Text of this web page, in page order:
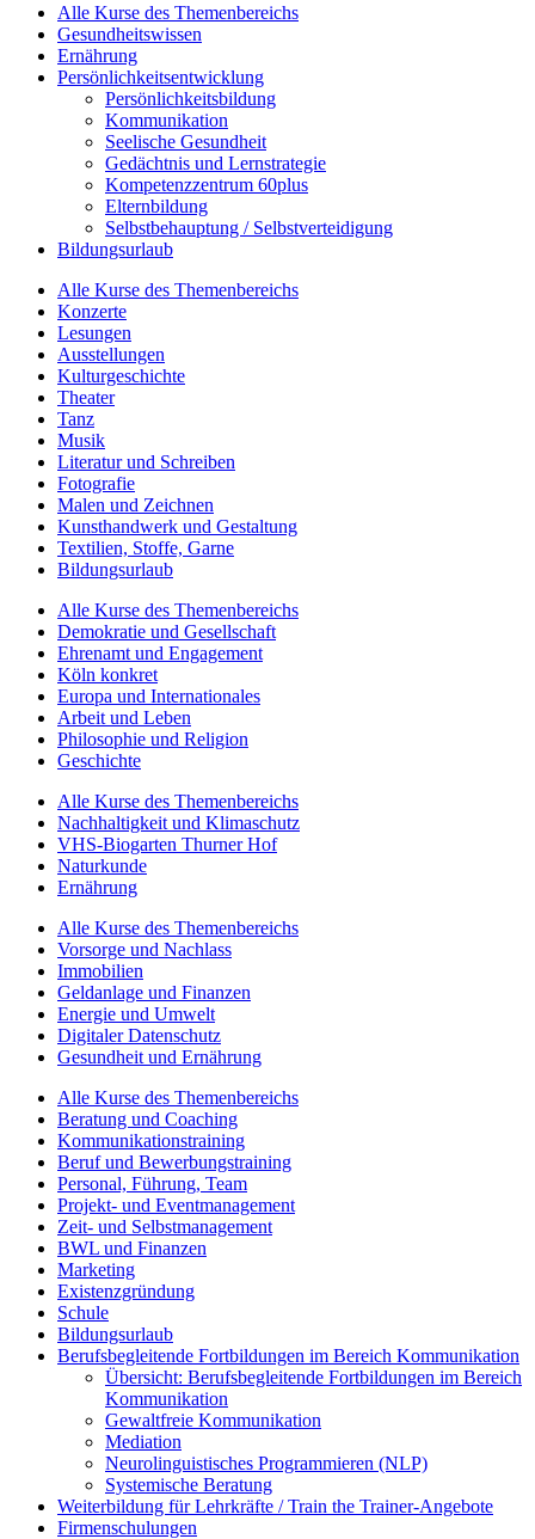
Alle Kurse des Themenbereichs
Gesundheitswissen
Ernährung
Persönlichkeitsentwicklung
Persönlichkeitsbildung
Kommunikation
Seelische Gesundheit
Gedächtnis und Lernstrategie
Kompetenzzentrum 60plus
Elternbildung
Selbstbehauptung / Selbstverteidigung
Bildungsurlaub
Alle Kurse des Themenbereichs
Konzerte
Lesungen
Ausstellungen
Kulturgeschichte
Theater
Tanz
Musik
Literatur und Schreiben
Fotografie
Malen und Zeichnen
Kunsthandwerk und Gestaltung
Textilien, Stoffe, Garne
Bildungsurlaub
Alle Kurse des Themenbereichs
Demokratie und Gesellschaft
Ehrenamt und Engagement
Köln konkret
Europa und Internationales
Arbeit und Leben
Philosophie und Religion
Geschichte
Alle Kurse des Themenbereichs
Nachhaltigkeit und Klimaschutz
VHS-Biogarten Thurner Hof
Naturkunde
Ernährung
Alle Kurse des Themenbereichs
Vorsorge und Nachlass
Immobilien
Geldanlage und Finanzen
Energie und Umwelt
Digitaler Datenschutz
Gesundheit und Ernährung
Alle Kurse des Themenbereichs
Beratung und Coaching
Kommunikationstraining
Beruf und Bewerbungstraining
Personal, Führung, Team
Projekt- und Eventmanagement
Zeit- und Selbstmanagement
BWL und Finanzen
Marketing
Existenzgründung
Schule
Bildungsurlaub
Berufsbegleitende Fortbildungen im Bereich Kommunikation
Übersicht: Berufsbegleitende Fortbildungen im Bereich
Kommunikation
Gewaltfreie Kommunikation
Mediation
Neurolinguistisches Programmieren (NLP)
Systemische Beratung
Weiterbildung für Lehrkräfte / Train the Trainer-Angebote
Firmenschulungen